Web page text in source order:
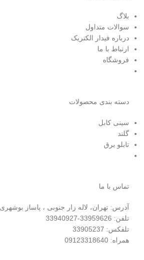
بلاگ
سوالات متداول
درباره فیدار الکتریک
ارتباط با ما
فروشگاه
دسته بندی محصولات
سینی کابل
گلند
تابلو برق
تماس با ما
آدرس: تهران، لاله زار جنوبی ، پاساز بوشهری،طبقه 3،
تلفن: 33959626-33940927
تلفکس: 33905237
همراه: 09123318640